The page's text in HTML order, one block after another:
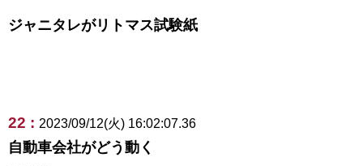
ジャニタレがリトマス試験紙
22 : 2023/09/12(火) 16:02:07.36
自動車会社がどう動く